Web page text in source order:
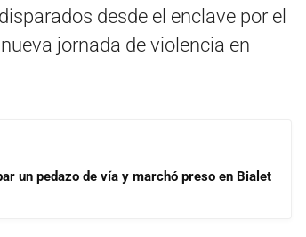
desde el enclave por el
jornada de violencia en
un pedazo de vía y marchó preso en Bialet